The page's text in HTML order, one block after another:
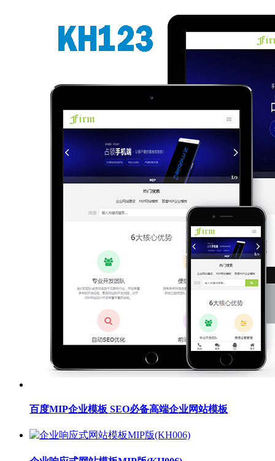
百度MIP企业模板 SEO必备高端企业网站模板